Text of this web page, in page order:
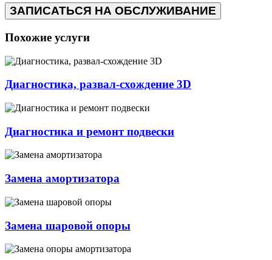
ЗАПИСАТЬСЯ НА ОБСЛУЖИВАНИЕ
Похожие услуги
Диагностика, развал-схождение 3D
Диагностика и ремонт подвески
Замена амортизатора
Замена шаровой опоры